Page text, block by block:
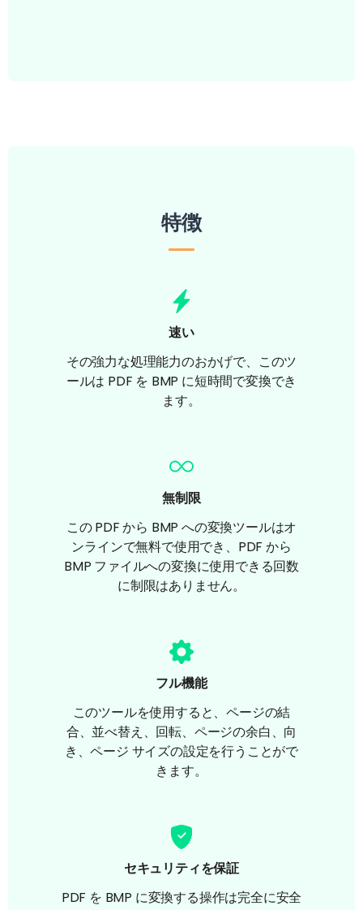
特徴
速い
その強力な処理能力のおかげで、このツ
ールは PDF を BMP に短時間で変換でき
ます。
無制限
この PDF から BMP への変換ツールはオ
ンラインで無料で使用でき、PDF から
BMP ファイルへの変換に使用できる回数
に制限はありません。
フル機能
このツールを使用すると、ページの結
合、並べ替え、回転、ページの余白、向
き、ページ サイズの設定を行うことがで
きます。
セキュリティを保証
PDF を BMP に変換する操作は完全に安全